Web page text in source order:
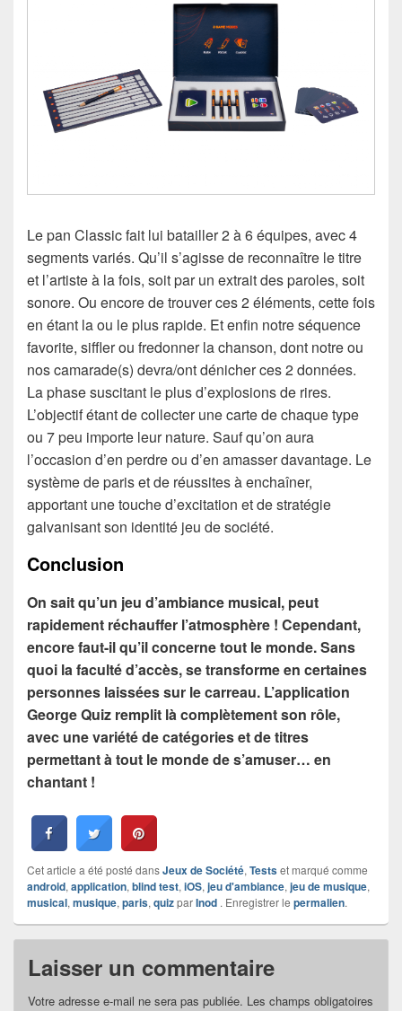
Le pan Classic fait lui batailler 2 à 6 équipes, avec 4
segments variés. Qu’il s’agisse de reconnaître le titre
et l’artiste à la fois, soit par un extrait des paroles, soit
sonore. Ou encore de trouver ces 2 éléments, cette fois
en étant la ou le plus rapide. Et enfin notre séquence
favorite, siffler ou fredonner la chanson, dont notre ou
nos camarade(s) devra/ont dénicher ces 2 données.
La phase suscitant le plus d’explosions de rires.
L’objectif étant de collecter une carte de chaque type
ou 7 peu importe leur nature. Sauf qu’on aura
l’occasion d’en perdre ou d’en amasser davantage. Le
système de paris et de réussites à enchaîner,
apportant une touche d’excitation et de stratégie
galvanisant son identité jeu de société.
Conclusion
On sait qu’un jeu d’ambiance musical, peut
rapidement réchauffer l’atmosphère ! Cependant,
encore faut-il qu’il concerne tout le monde. Sans
quoi la faculté d’accès, se transforme en certaines
personnes laissées sur le carreau. L’application
George Quiz remplit là complètement son rôle,
avec une variété de catégories et de titres
permettant à tout le monde de s’amuser… en
chantant !
Cet article a été posté dansJeux de Société, Testset marqué comme
android, application, blind test, iOS, jeu d'ambiance, jeu de musique,
musical, musique, paris, quizparInod . Enregistrer le permalien.
Laisser un commentaire
Votre adresse e-mail ne sera pas publiée. Les champs obligatoires